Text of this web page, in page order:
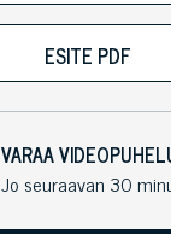
ESITE PDF
VARAA
Jo seuraavan 30